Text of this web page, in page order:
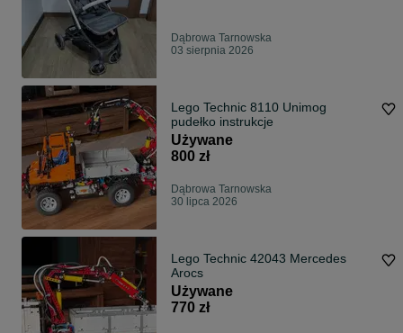
Dąbrowa Tarnowska
03 sierpnia 2026
Lego Technic 8110 Unimog
pudełko instrukcje
Używane
800 zł
Dąbrowa Tarnowska
30 lipca 2026
Lego Technic 42043 Mercedes
Arocs
Używane
770 zł